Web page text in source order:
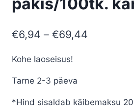
€6,94 – €69,44
€69,44
Kohe laoseisus!
Tarne 2-3 päeva
*Hind sisaldab käibemaksu